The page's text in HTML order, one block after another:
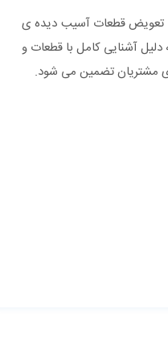
تعویض قطعات آسیب دیده ی
آشنایی کامل با قطعات و
مشتریان تضمین می شود.